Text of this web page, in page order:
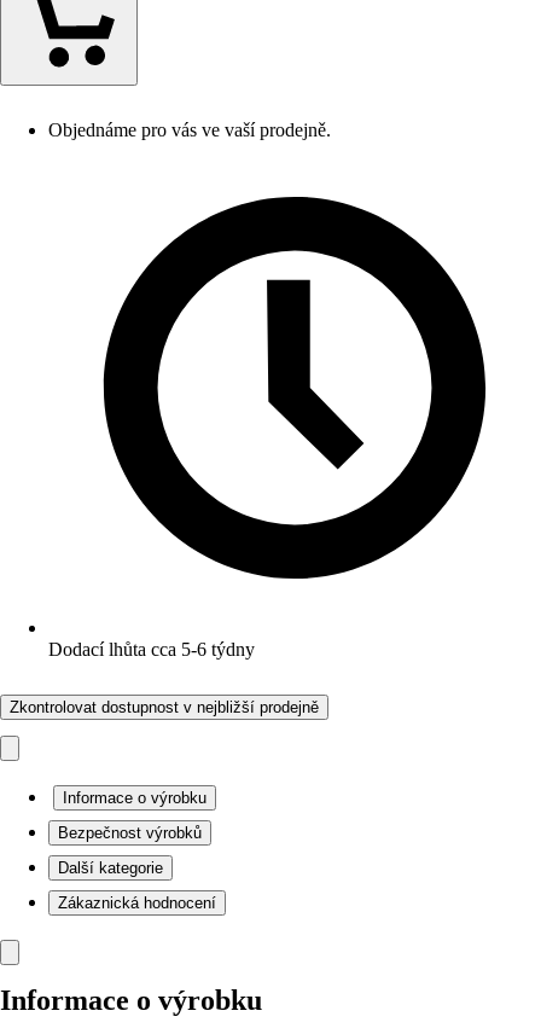
Objednáme pro vás ve vaší prodejně.
Dodací lhůta cca 5-6 týdny
Zkontrolovat dostupnost v nejbližší prodejně
Informace o výrobku
Bezpečnost výrobků
Další kategorie
Zákaznická hodnocení
Informace o výrobku